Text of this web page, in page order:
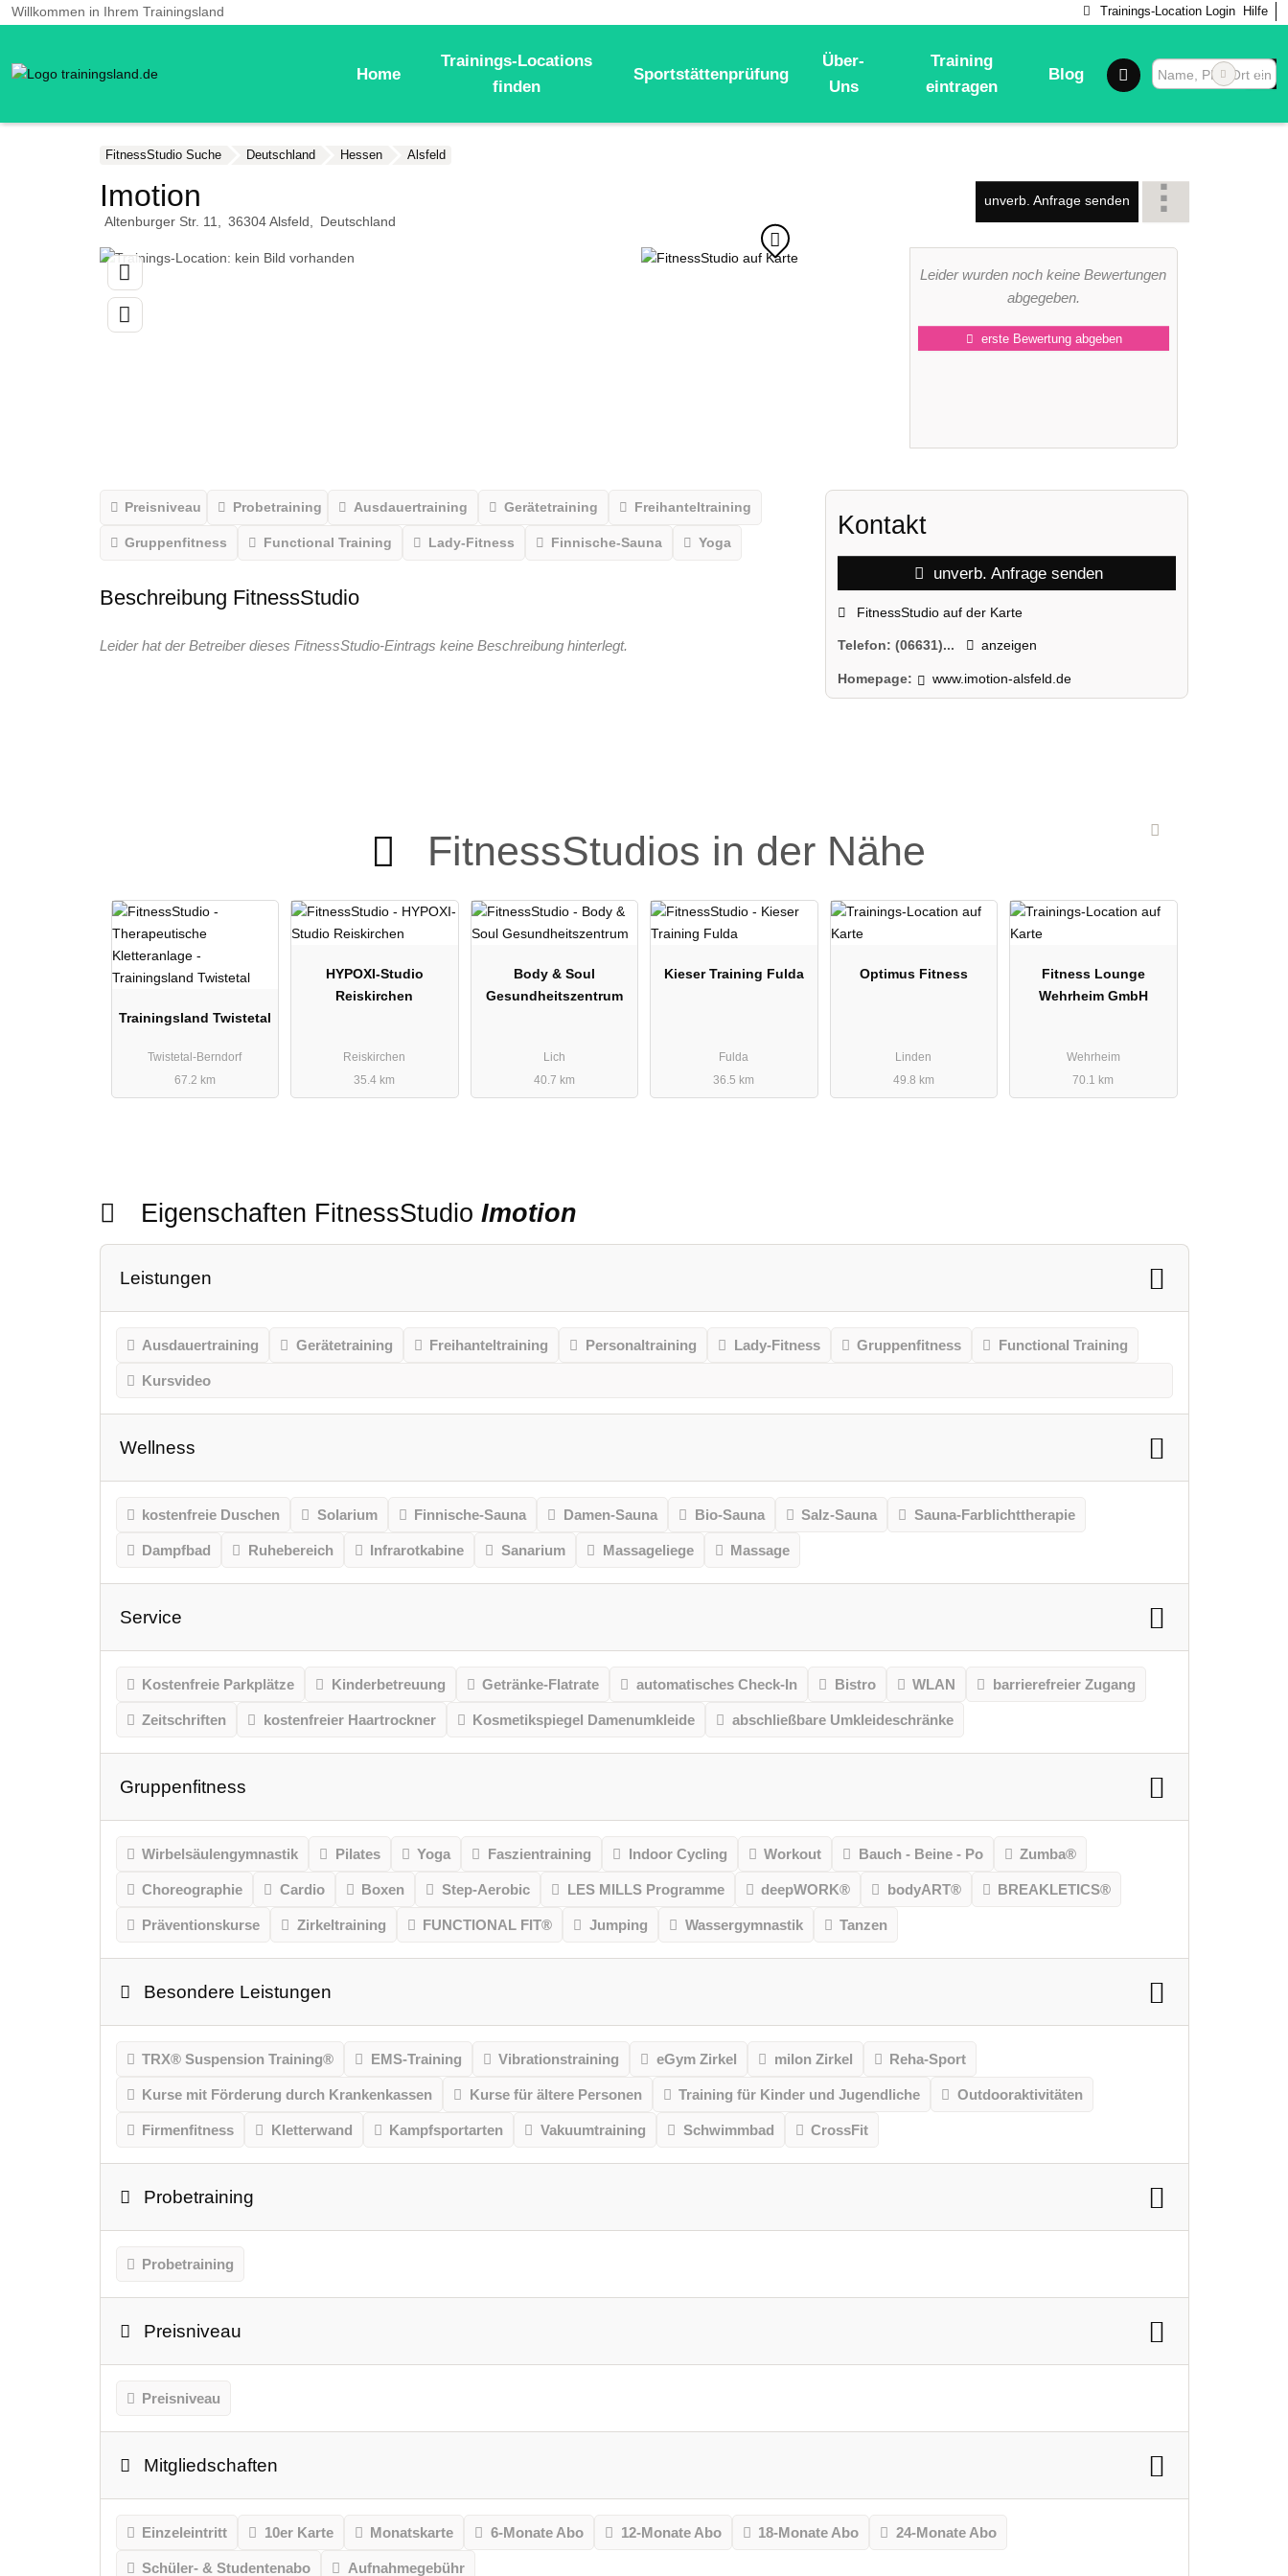
Willkommen in Ihrem Trainingsland Trainings-Location Login Hilfe
Home
Trainings-Locations
finden
Sportstättenprüfung
Über-
Uns
Training
eintragen
Blog
FitnessStudio Suche Deutschland Hessen Alsfeld
Imotion
Altenburger Str. 11 36304 Alsfeld Deutschland
unverb. Anfrage senden
Leider wurden noch keine Bewertungen
abgegeben.
erste Bewertung abgeben
Preisniveau Probetraining Ausdauertraining Gerätetraining Freihanteltraining
Gruppenfitness Functional Training Lady-Fitness Finnische-Sauna Yoga
Beschreibung FitnessStudio
Leider hat der Betreiber dieses FitnessStudio-Eintrags keine Beschreibung hinterlegt.
Kontakt
unverb. Anfrage senden
FitnessStudio auf der Karte
Telefon:(06631)... anzeigen
Homepage: www.imotion-alsfeld.de
FitnessStudios in der Nähe
Trainingsland Twistetal
Twistetal-Berndorf
67.2 km
HYPOXI-Studio
Reiskirchen
Reiskirchen
35.4 km
Body & Soul
Gesundheitszentrum
Lich
40.7 km
Kieser Training Fulda
Fulda
36.5 km
Optimus Fitness
Linden
49.8 km
Fitness Lounge
Wehrheim GmbH
Wehrheim
70.1 km
Eigenschaften FitnessStudioImotion
Leistungen
Ausdauertraining Gerätetraining Freihanteltraining Personaltraining Lady-Fitness Gruppenfitness Functional Training
Kursvideo
Wellness
kostenfreie Duschen Solarium Finnische-Sauna Damen-Sauna Bio-Sauna Salz-Sauna Sauna-Farblichttherapie
Dampfbad Ruhebereich Infrarotkabine Sanarium Massageliege Massage
Service
Kostenfreie Parkplätze Kinderbetreuung Getränke-Flatrate automatisches Check-In Bistro WLAN barrierefreier Zugang
Zeitschriften kostenfreier Haartrockner Kosmetikspiegel Damenumkleide abschließbare Umkleideschränke
Gruppenfitness
Wirbelsäulengymnastik Pilates Yoga Faszientraining Indoor Cycling Workout Bauch - Beine - Po Zumba®
Choreographie Cardio Boxen Step-Aerobic LES MILLS Programme deepWORK® bodyART® BREAKLETICS®
Präventionskurse Zirkeltraining FUNCTIONAL FIT® Jumping Wassergymnastik Tanzen
Besondere Leistungen
TRX® Suspension Training® EMS-Training Vibrationstraining eGym Zirkel milon Zirkel Reha-Sport
Kurse mit Förderung durch Krankenkassen Kurse für ältere Personen Training für Kinder und Jugendliche Outdooraktivitäten
Firmenfitness Kletterwand Kampfsportarten Vakuumtraining Schwimmbad CrossFit
Probetraining
Probetraining
Preisniveau
Preisniveau
Mitgliedschaften
Einzeleintritt 10er Karte Monatskarte 6-Monate Abo 12-Monate Abo 18-Monate Abo 24-Monate Abo
Schüler- & Studentenabo Aufnahmegebühr